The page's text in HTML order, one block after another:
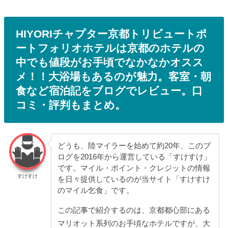
HIYORIチャプター京都トリビュートポ
ートフォリオホテルは京都のホテルの
中でも値段がお手頃でなかなかオスス
メ！！大浴場もあるのが魅力。客室・朝
食など宿泊記をブログでレビュー。口
コミ・評判もまとめ。
すけすけ
どうも、陸マイラーを始めて約20年、このブ
ログを2016年から運営している「すけすけ」
です。マイル・ポイント・クレジットの情報
を日々提供しているのが当サイト「すけすけ
のマイル乞食」です。
この記事で紹介するのは、京都都心部にある
マリオット系列のお手頃なホテルですが、大